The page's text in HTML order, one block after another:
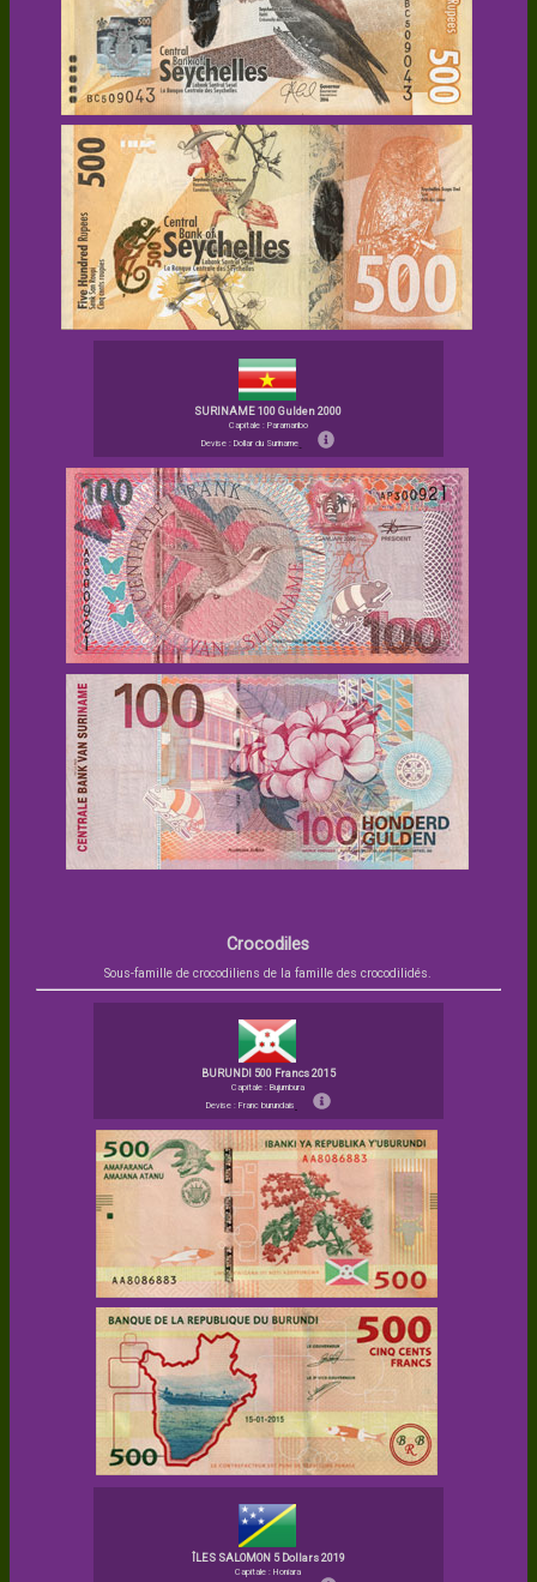
SURINAME 100 Gulden 2000
Capitale : Paramaribo
Devise : Dollar du Suriname
Crocodiles
Sous-famille de crocodiliens de la famille des crocodilidés.
BURUNDI 500 Francs 2015
Capitale : Bujumbura
Devise : Franc burundais
ÎLES SALOMON 5 Dollars 2019
Capitale : Honiara